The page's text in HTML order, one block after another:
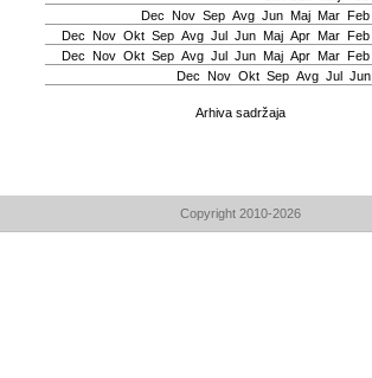
Dec Nov Sep Avg Јun Мај Mar Feb
Dec Nov Okt Sep Avg Јul Јun Мај Apr Mar Feb
Dec Nov Okt Sep Avg Јul Јun Мај Apr Mar Feb
Dec Nov Okt Sep Avg Јul Јun
Arhiva sadržaja
Copyright 2010-2026